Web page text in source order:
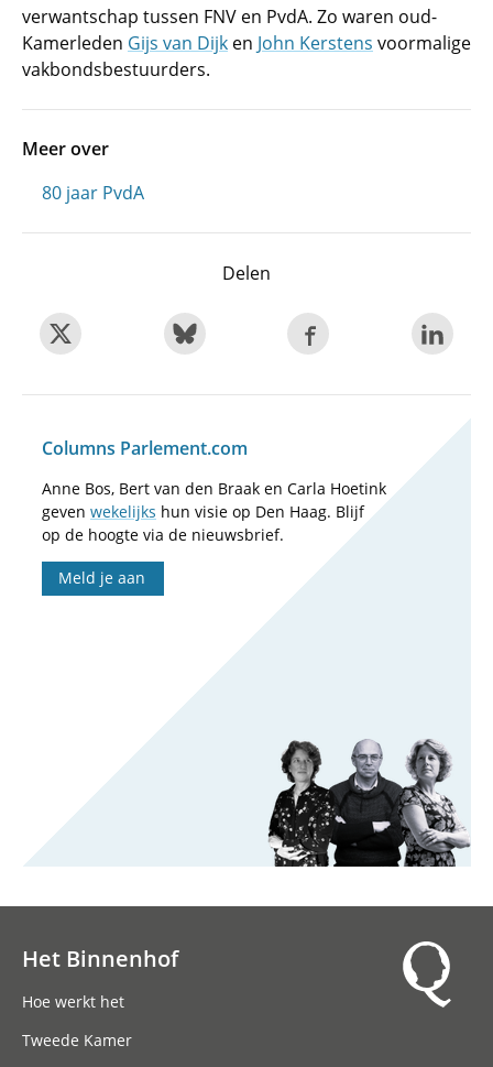
verwantschap tussen FNV en PvdA. Zo waren oud-
Kamerleden Gijs van Dijk en John Kerstens voormalige
vakbondsbestuurders.
Meer over
80 jaar PvdA
Delen
Columns Parlement.com
Anne Bos, Bert van den Braak en Carla Hoetink
geven wekelijks hun visie op Den Haag. Blijf
op de hoogte via de nieuwsbrief.
Meld je aan
Het Binnenhof
Hoe werkt het
Tweede Kamer